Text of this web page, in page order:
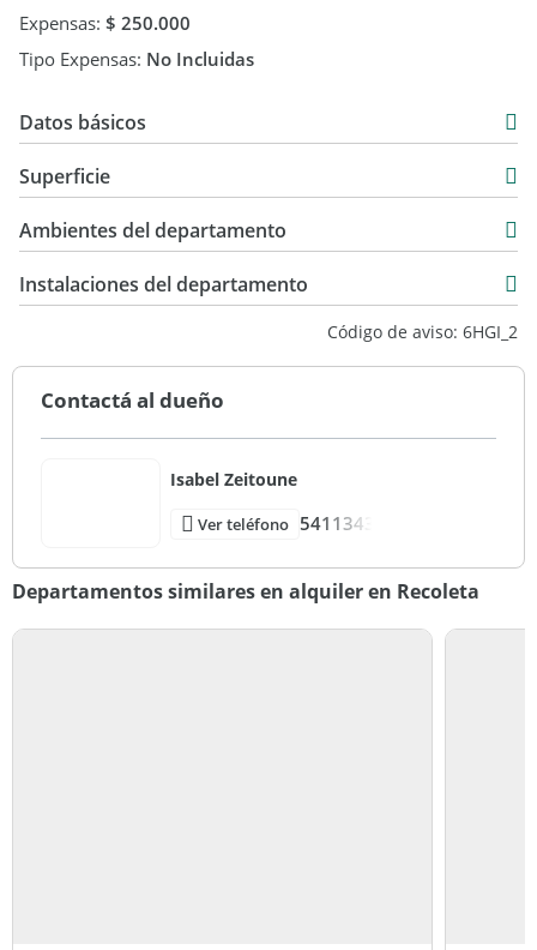
Expensas: $ 250.000
Tipo Expensas: No Incluidas
Datos básicos
Alquiler
$ 1.400.000
Superficie
78 m2
Ambientes del departamento
Instalaciones del departamento
Código de aviso: 6HGI_2
Contactá al dueño
Isabel Zeitoune
Ver teléfono 5411343
Departamentos similares en alquiler en Recoleta